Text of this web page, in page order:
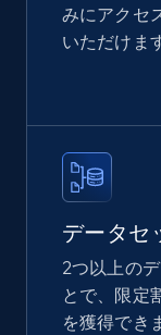
and more.
Real estate
12K+
みにアクセ
いただけま
データセ
2つ以上の
とで、限定
を獲得でき